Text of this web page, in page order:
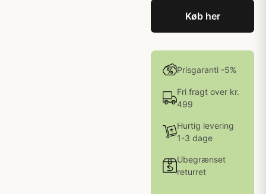
Køb her
Prisgaranti -5%
Fri fragt over kr.
499
Hurtig levering
1-3 dage
Ubegrænset
returret